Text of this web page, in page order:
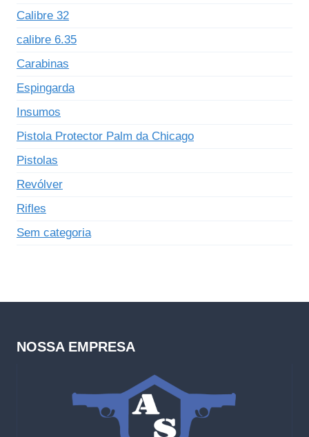
Calibre 32
calibre 6.35
Carabinas
Espingarda
Insumos
Pistola Protector Palm da Chicago
Pistolas
Revólver
Rifles
Sem categoria
NOSSA EMPRESA